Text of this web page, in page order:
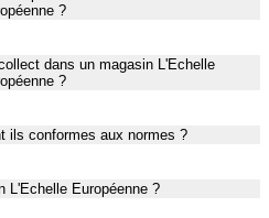
?
dans un magasin L'Echelle
?
ils conformes aux normes ?
L'Echelle Européenne ?